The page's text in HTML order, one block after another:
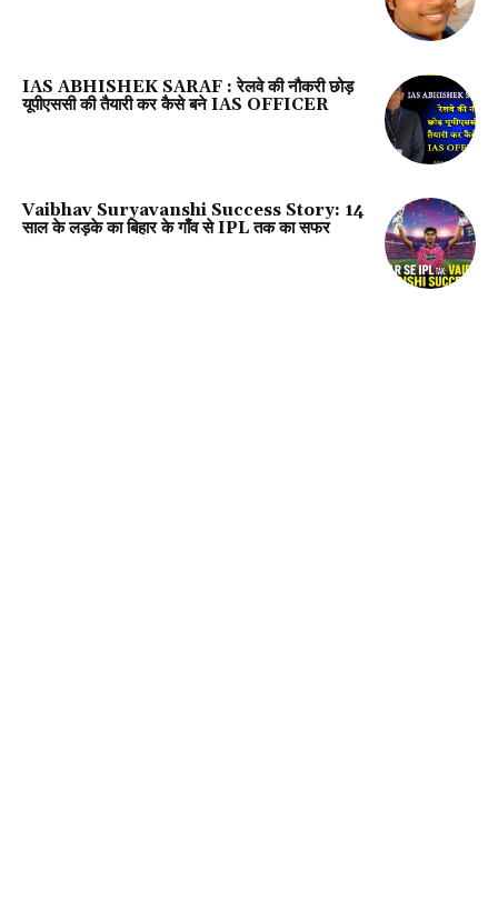
IAS ABHISHEK SARAF : रेलवे की नौकरी छोड़
यूपीएससी की तैयारी कर कैसे बने IAS OFFICER
Vaibhav Suryavanshi Success Story: 14
साल के लड़के का बिहार के गाँव से IPL तक का सफर